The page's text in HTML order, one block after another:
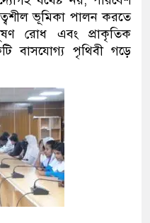
ভূমিকা পালন করতে
রোধ এবং প্রাকৃতিক
বাসযোগ্য পৃথিবী গড়ে